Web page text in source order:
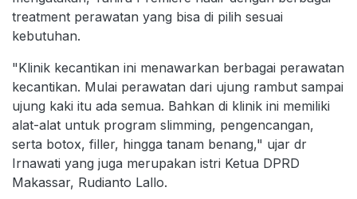
treatment perawatan yang bisa di pilih sesuai
kebutuhan.
"Klinik kecantikan ini menawarkan berbagai perawatan
kecantikan. Mulai perawatan dari ujung rambut sampai
ujung kaki itu ada semua. Bahkan di klinik ini memiliki
alat-alat untuk program slimming, pengencangan,
serta botox, filler, hingga tanam benang," ujar dr
Irnawati yang juga merupakan istri Ketua DPRD
Makassar, Rudianto Lallo.